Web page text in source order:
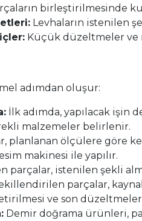
birleştirilmesinde
Levhaların istenilen
Küçük düzeltmeler ve
adımdan oluşur:
İlk adımda, yapılacak işin
malzemeler belirlenir.
planlanan ölçülere göre
makinesi ile yapılır.
parçalar, istenilen şekli
parçalar,
ve son düzeltmeler
Demir doğrama ürünleri,